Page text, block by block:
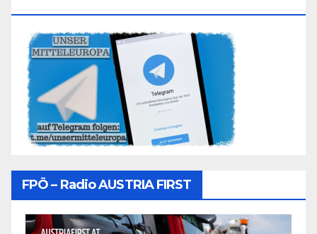
FPÖ – Radio AUSTRIA FIRST